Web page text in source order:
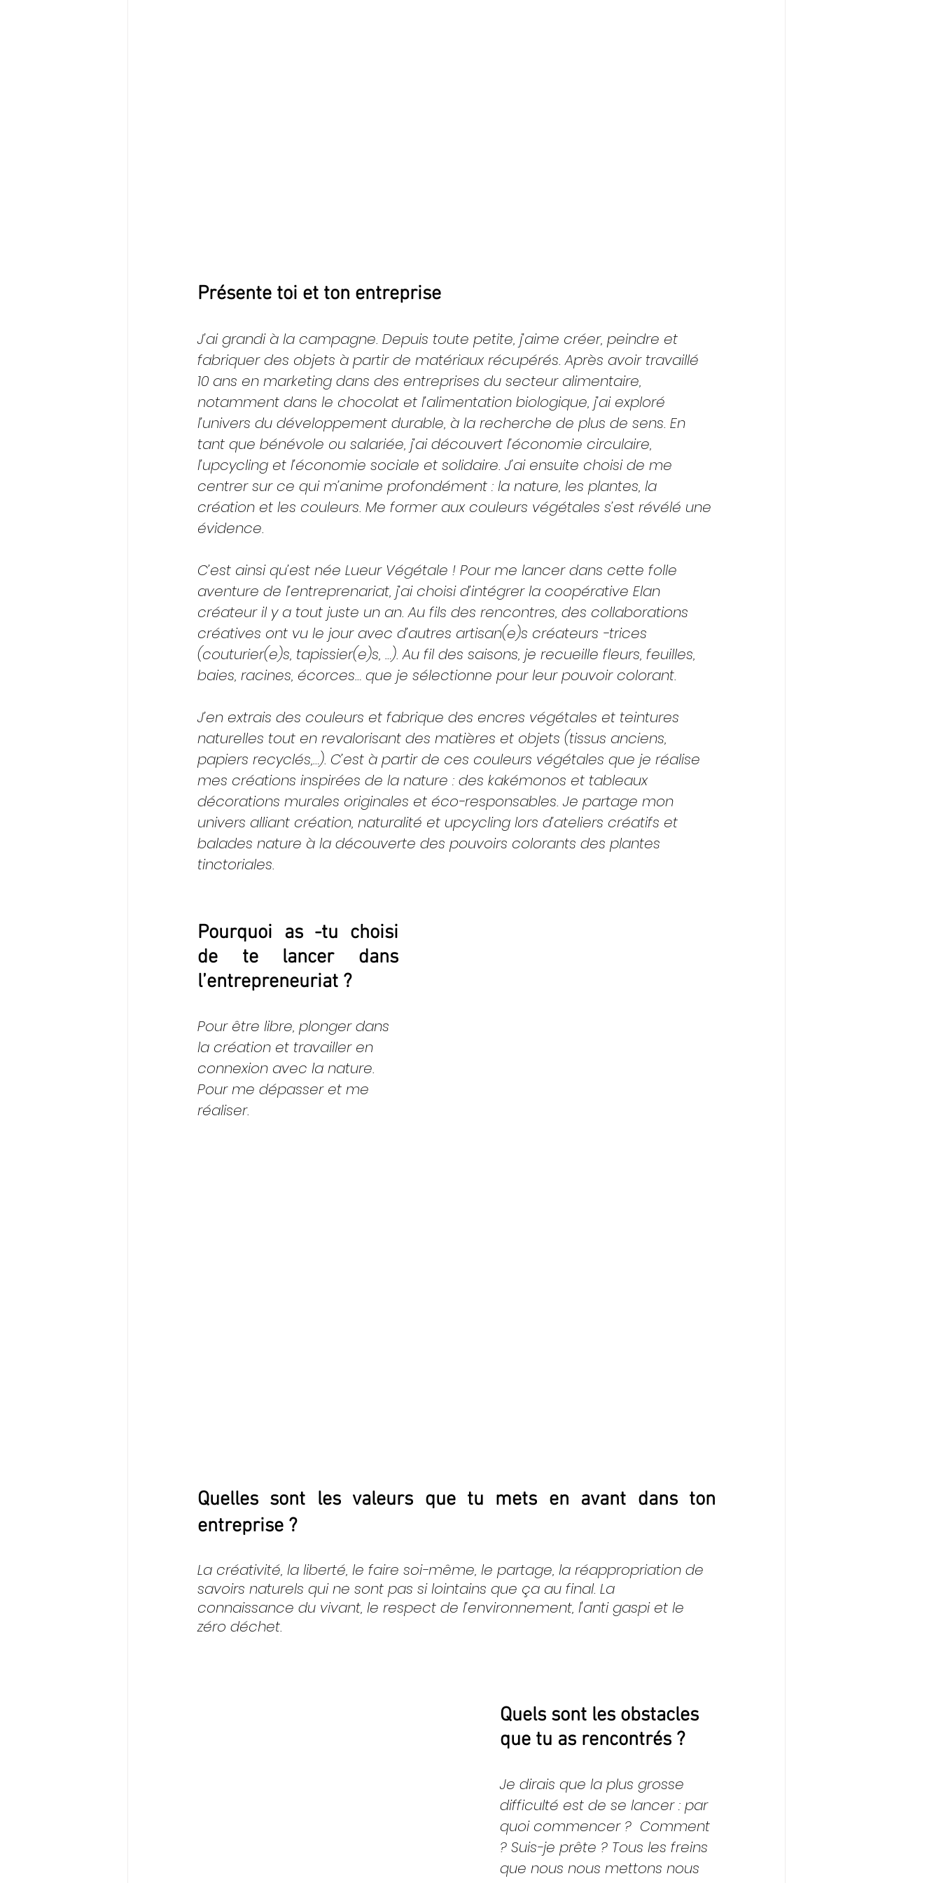
Présente toi et ton entreprise
J’ai grandi à la campagne. Depuis toute petite, j’aime créer, peindre et
fabriquer des objets à partir de matériaux récupérés. Après avoir travaillé
10 ans en marketing dans des entreprises du secteur alimentaire,
notamment dans le chocolat et l’alimentation biologique, j’ai exploré
l’univers du développement durable, à la recherche de plus de sens. En
tant que bénévole ou salariée, j’ai découvert l’économie circulaire,
l’upcycling et l’économie sociale et solidaire. J’ai ensuite choisi de me
centrer sur ce qui m’anime profondément : la nature, les plantes, la
création et les couleurs. Me former aux couleurs végétales s’est révélé une
évidence.
C’est ainsi qu’est née Lueur Végétale ! Pour me lancer dans cette folle
aventure de l’entreprenariat, j’ai choisi d’intégrer la coopérative Elan
créateur il y a tout juste un an. Au fils des rencontres, des collaborations
créatives ont vu le jour avec d’autres artisan(e)s créateurs -trices
(couturier(e)s, tapissier(e)s, …). Au fil des saisons, je recueille fleurs, feuilles,
baies, racines, écorces… que je sélectionne pour leur pouvoir colorant.
J’en extrais des couleurs et fabrique des encres végétales et teintures
naturelles tout en revalorisant des matières et objets (tissus anciens,
papiers recyclés,…). C’est à partir de ces couleurs végétales que je réalise
mes créations inspirées de la nature : des kakémonos et tableaux
décorations murales originales et éco-responsables. Je partage mon
univers alliant création, naturalité et upcycling lors d’ateliers créatifs et
balades nature à la découverte des pouvoirs colorants des plantes
tinctoriales.
Pourquoi as -tu choisi
de te lancer dans
l’entrepreneuriat ?
Pour être libre, plonger dans
la création et travailler en
connexion avec la nature.
Pour me dépasser et me
réaliser.
Quelles sont les valeurs que tu mets en avant dans ton
entreprise ?
La créativité, la liberté, le faire soi-même, le partage, la réappropriation de
savoirs naturels qui ne sont pas si lointains que ça au final. La
connaissance du vivant, le respect de l’environnement, l'anti gaspi et le
zéro déchet.
Quels sont les obstacles
que tu as rencontrés ?
Je dirais que la plus grosse
difficulté est de se lancer : par
quoi commencer ?  Comment
? Suis-je prête ? Tous les freins
que nous nous mettons nous